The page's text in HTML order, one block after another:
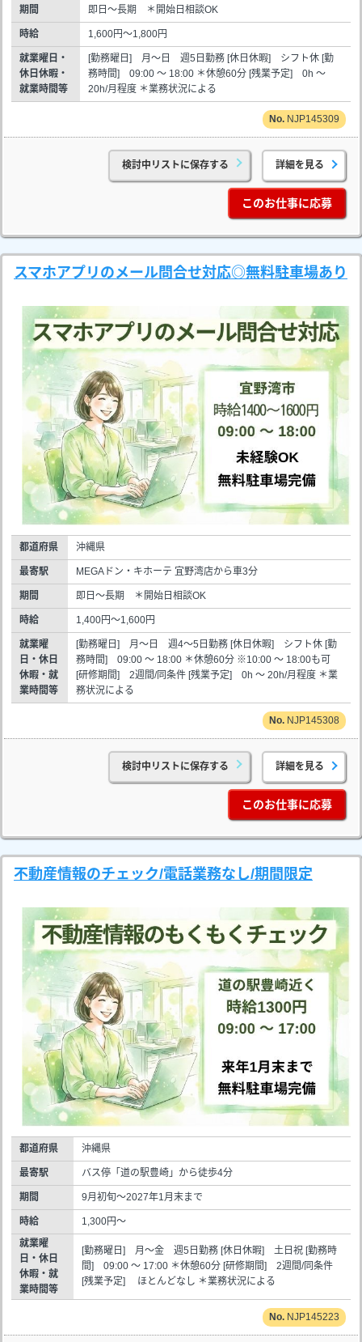
期間 即日～長期 ＊開始日相談OK
時給 1,600円～1,800円
就業曜日・
休日休暇・
就業時間等
[勤務曜日] 月～日 週5日勤務 [休日休暇] シフト休 [勤
務時間] 09:00 ～ 18:00 ＊休憩60分 [残業予定] 0h ～
20h/月程度 ＊業務状況による
NJP145309
検討中リストに保存する 詳細を見る
このお仕事に応募
スマホアプリのメール問合せ対応◎無料駐車場あり
都道府県 沖縄県
最寄駅 MEGAドン・キホーテ 宜野湾店から車3分
期間 即日～長期 ＊開始日相談OK
時給 1,400円～1,600円
就業曜
日・休日
休暇・就
業時間等
[勤務曜日] 月～日 週4～5日勤務 [休日休暇] シフト休 [勤
務時間] 09:00 ～ 18:00 ＊休憩60分 ※10:00 ～ 18:00も可
[研修期間] 2週間/同条件 [残業予定] 0h ～ 20h/月程度 ＊業
務状況による
NJP145308
検討中リストに保存する 詳細を見る
このお仕事に応募
不動産情報のチェック/電話業務なし/期間限定
都道府県 沖縄県
最寄駅 バス停「道の駅豊崎」から徒歩4分
期間 9月初旬～2027年1月末まで
時給
1,300円～
就業曜
日・休日
休暇・就
業時間等
[勤務曜日] 月～金 週5日勤務 [休日休暇] 土日祝 [勤務時
間] 09:00 ～ 17:00 ＊休憩60分 [研修期間] 2週間/同条件
[残業予定] ほとんどなし ＊業務状況による
NJP145223